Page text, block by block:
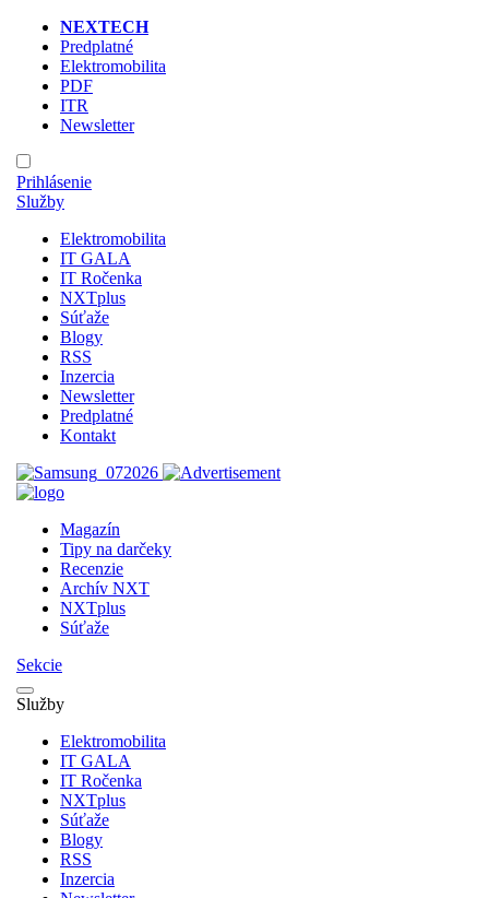
NEXTECH
Predplatné
Elektromobilita
PDF
ITR
Newsletter
Prihlásenie
Služby
Elektromobilita
IT GALA
IT Ročenka
NXTplus
Súťaže
Blogy
RSS
Inzercia
Newsletter
Predplatné
Kontakt
Magazín
Tipy na darčeky
Recenzie
Archív NXT
NXTplus
Súťaže
Sekcie
Služby
Elektromobilita
IT GALA
IT Ročenka
NXTplus
Súťaže
Blogy
RSS
Inzercia